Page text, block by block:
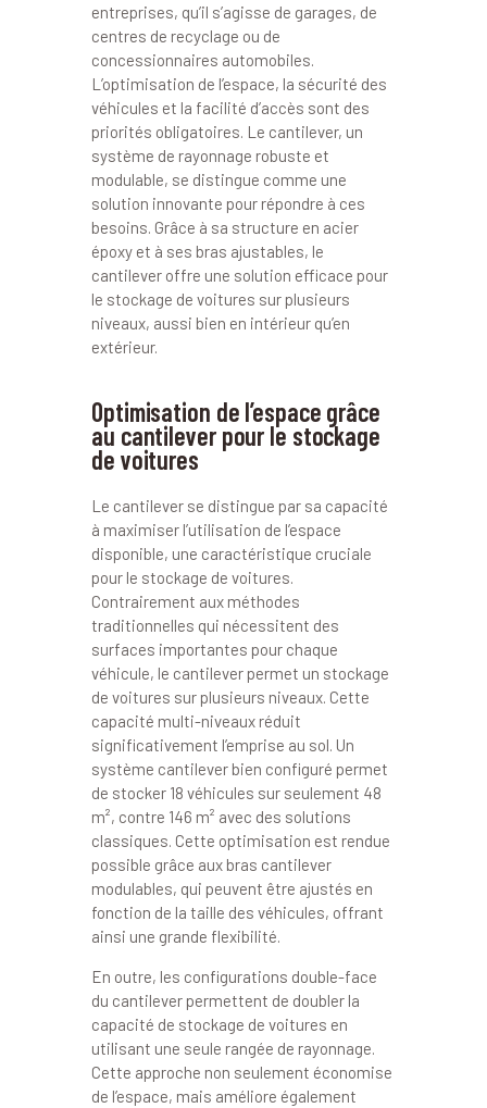
entreprises, qu’il s’agisse de garages, de
centres de recyclage ou de
concessionnaires automobiles.
L’optimisation de l’espace, la sécurité des
véhicules et la facilité d’accès sont des
priorités obligatoires. Le cantilever, un
système de rayonnage robuste et
modulable, se distingue comme une
solution innovante pour répondre à ces
besoins. Grâce à sa structure en acier
époxy et à ses bras ajustables, le
cantilever offre une solution efficace pour
le stockage de voitures sur plusieurs
niveaux, aussi bien en intérieur qu’en
extérieur.
Optimisation de l’espace grâce
au cantilever pour le stockage
de voitures
Le cantilever se distingue par sa capacité
à maximiser l’utilisation de l’espace
disponible, une caractéristique cruciale
pour le stockage de voitures.
Contrairement aux méthodes
traditionnelles qui nécessitent des
surfaces importantes pour chaque
véhicule, le cantilever permet un stockage
de voitures sur plusieurs niveaux. Cette
capacité multi-niveaux réduit
significativement l’emprise au sol. Un
système cantilever bien configuré permet
de stocker 18 véhicules sur seulement 48
m², contre 146 m² avec des solutions
classiques. Cette optimisation est rendue
possible grâce aux bras cantilever
modulables, qui peuvent être ajustés en
fonction de la taille des véhicules, offrant
ainsi une grande flexibilité.
En outre, les configurations double-face
du cantilever permettent de doubler la
capacité de stockage de voitures en
utilisant une seule rangée de rayonnage.
Cette approche non seulement économise
de l’espace, mais améliore également